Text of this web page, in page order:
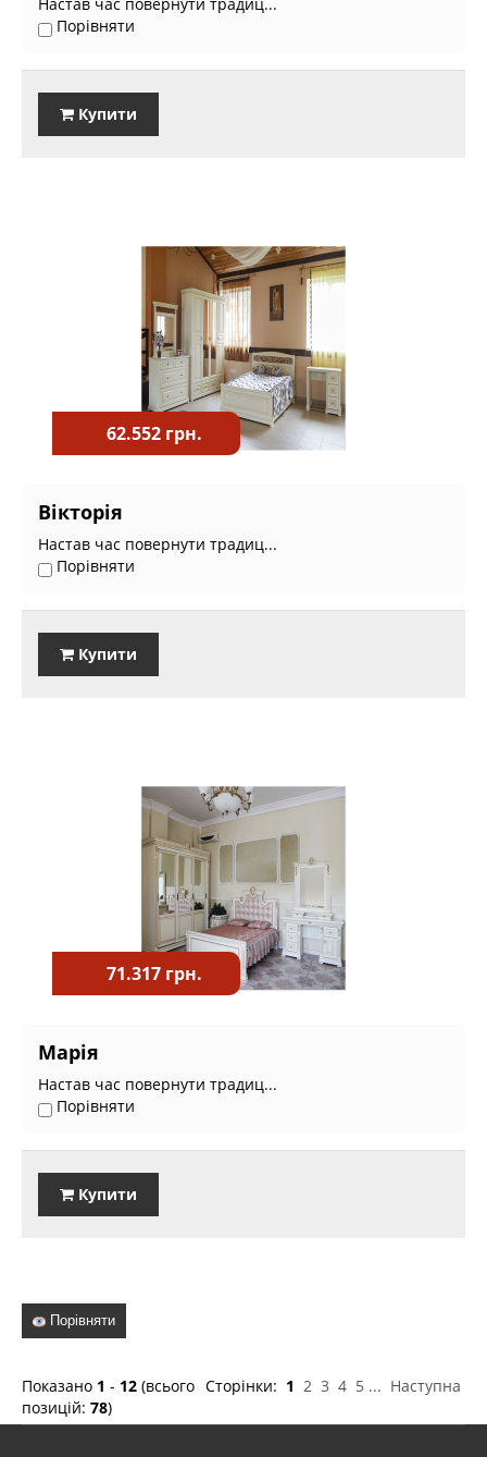
Порівняти
Купити
62.552 грн.
Вікторія
Настав час повернути традиц...
Порівняти
Купити
71.317 грн.
Марія
Настав час повернути традиц...
Порівняти
Купити
Порівняти
Сторінки: 1 2 3 4 5 ... Наступна
Показано 1 - 12 (всього
позицій: 78)